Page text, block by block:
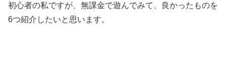
初心者の私ですが、無課金で遊んでみて、良かったものを
6つ紹介したいと思います。